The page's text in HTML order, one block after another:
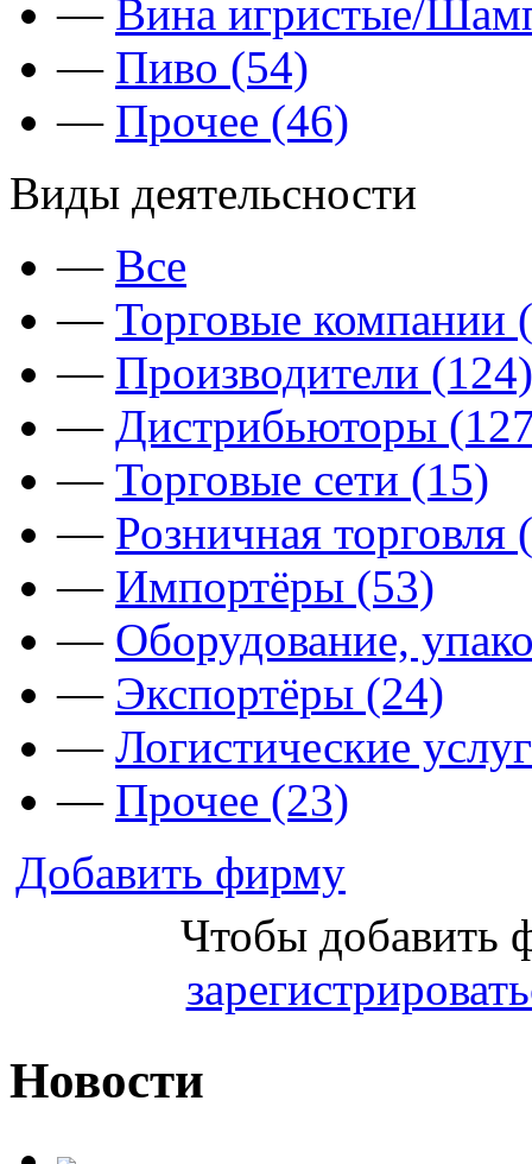
— Вина игристые/
— Пиво (54)
— Прочее (46)
Виды деятельсности
— Все
— Торговые компании
— Производители (124)
— Дистрибьюторы
— Торговые сети (15)
— Розничная торговля
— Импортёры (53)
— Оборудование,
— Экспортёры (24)
— Логистические
— Прочее (23)
Добавить фирму
Чтобы добавить
Новости